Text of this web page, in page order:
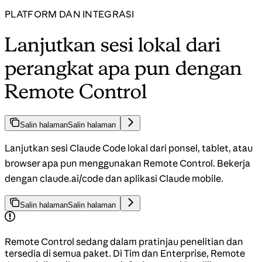
PLATFORM DAN INTEGRASI
Lanjutkan sesi lokal dari
perangkat apa pun dengan
Remote Control
Salin halamanSalin halaman
Lanjutkan sesi Claude Code lokal dari ponsel, tablet, atau
browser apa pun menggunakan Remote Control. Bekerja
dengan claude.ai/code dan aplikasi Claude mobile.
Salin halamanSalin halaman
Remote Control sedang dalam pratinjau penelitian dan
tersedia di semua paket. Di Tim dan Enterprise, Remote